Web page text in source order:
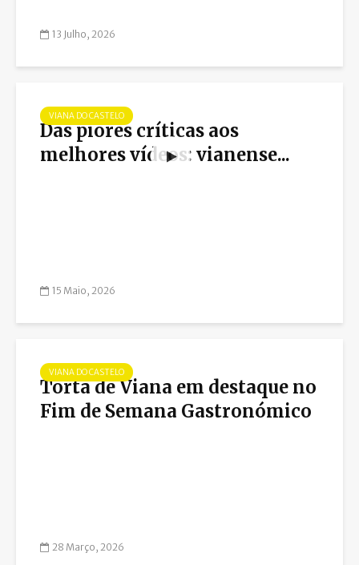
13 Julho, 2026
VIANA DO CASTELO
Das piores críticas aos
melhores vídeos: vianense...
15 Maio, 2026
VIANA DO CASTELO
Torta de Viana em destaque no
Fim de Semana Gastronómico
28 Março, 2026